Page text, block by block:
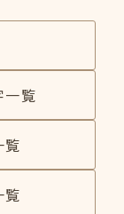
一覧
覧
覧